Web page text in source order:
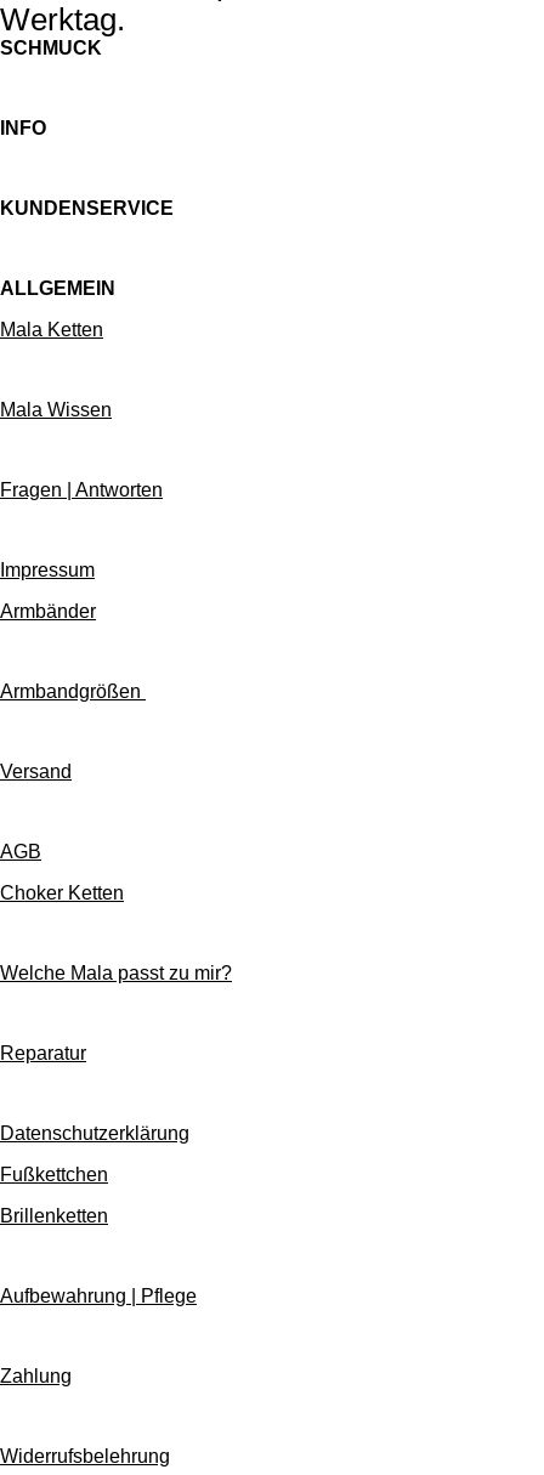
Werktag.
SCHMUCK
INFO
KUNDENSERVICE
ALLGEMEIN
Mala Ketten
Mala Wissen
Fragen | Antworten
Impressum
Armbänder
Armbandgrößen
Versand
AGB
Choker Ketten
Welche Mala passt zu mir?
Reparatur
Datenschutzerklärung
Fußkettchen
Brillenketten
Aufbewahrung | Pflege
Zahlung
Widerrufsbelehrung